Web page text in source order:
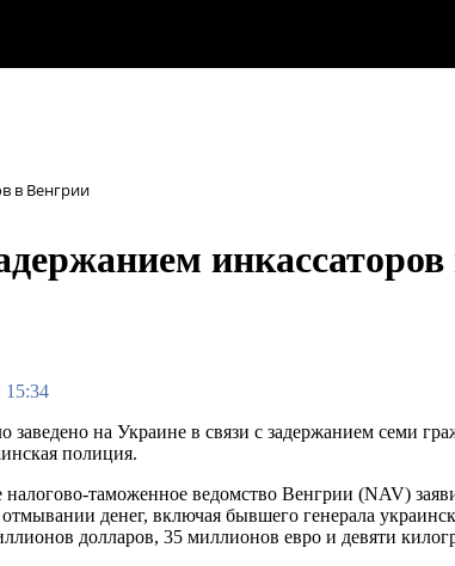
в Венгрии
15:34
заведено на Украине в связи с задержанием семи
полиция.
таможенное ведомство Венгрии (NAV)
денег, включая бывшего генерала
долларов, 35 миллионов евро и девяти